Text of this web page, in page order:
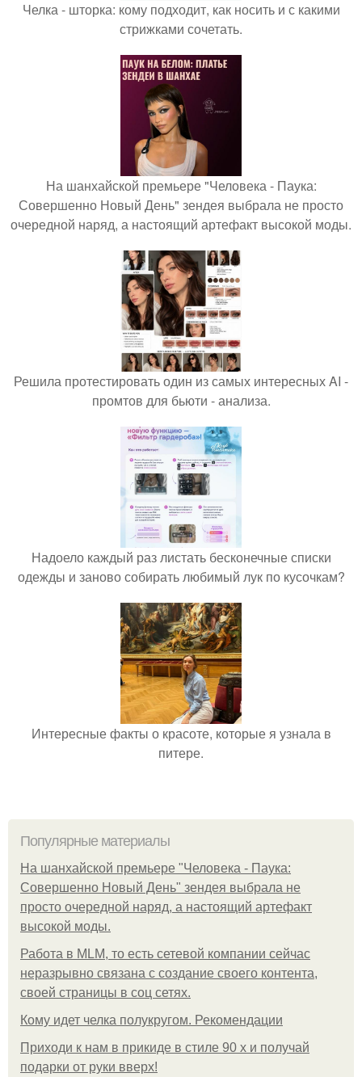
Челка - шторка: кому подходит, как носить и с какими
стрижками сочетать.
На шанхайской премьере "Человека - Паука:
Совершенно Новый День" зендея выбрала не просто
очередной наряд, а настоящий артефакт высокой моды.
Решила протестировать один из самых интересных AI -
промтов для бьюти - анализа.
Надоело каждый раз листать бесконечные списки
одежды и заново собирать любимый лук по кусочкам?
Интересные факты о красоте, которые я узнала в
питере.
Популярные материалы
На шанхайской премьере "Человека - Паука:
Совершенно Новый День" зендея выбрала не
просто очередной наряд, а настоящий артефакт
высокой моды.
Работа в MLM, то есть сетевой компании сейчас
неразрывно связана с создание своего контента,
своей страницы в соц сетях.
Кому идет челка полукругом. Рекомендации
Приходи к нам в прикиде в стиле 90 х и получай
подарки от руки вверх!